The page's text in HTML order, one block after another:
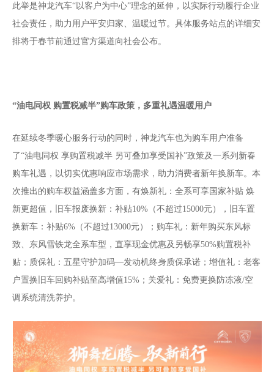
此举是神龙汽车“以客户为中心”理念的延伸，以实际行动履行企业
社会责任，助力用户平安归家、温暖过节。具体服务站点的详细安
排将于春节前通过官方渠道向社会公布。
“油电同权 购置税减半”购车政策，多重礼遇温暖用户
在延续冬季暖心服务行动的同时，神龙汽车也为购车用户准备
了“油电同权 享购置税减半 另可叠加享受国补”政策及一系列新春
购车礼遇，以切实优惠响应市场需求，助力消费者新年换新车。本
次推出的购车权益涵盖多方面，有焕新礼：全系可享国家补贴 焕
新更超值，旧车报废换新：补贴10%（不超过15000元），旧车置
换新车：补贴6%（不超过13000元）；购车礼：新年购买东风标
致、东风雪铁龙全系车型，直享现金优惠及另畅享50%购置税补
贴；质保礼：五星守护加码—发动机终身质保承诺；增值礼：老客
户置换旧车回购补贴至高增值15%；关爱礼：免费更换防冻液/空
调系统清洗养护。